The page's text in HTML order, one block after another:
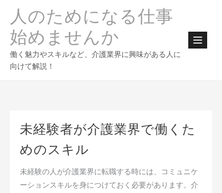
content
人のためになる仕事
始めませんか
働く魅力やスキルなど、介護業界に興味がある人に
向けて解説！
未経験者が介護業界で働くた
めのスキル
未経験の人が介護業界に転職する時には、コミュニケ
ーションスキルを身につけておく必要があります。介